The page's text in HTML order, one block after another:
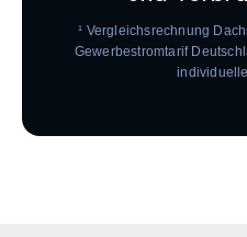
¹ Vergleichsrechnung
Gewerbestromtarif